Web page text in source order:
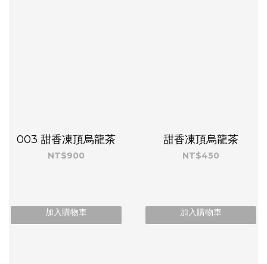
003 甜香凍頂烏龍茶
NT$900
加入購物車
甜香凍頂烏龍茶
NT$450
加入購物車